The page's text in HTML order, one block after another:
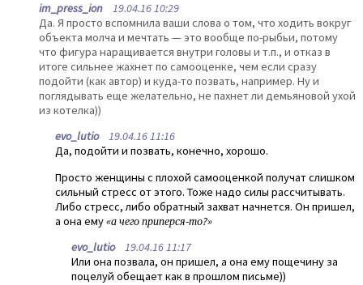
im_press_ion 19.04.16 10:29
Да. Я просто вспомнила ваши слова о том, что ходить вокруг
объекта молча и мечтать — это вообще по-рыбьи, потому
что фигура наращивается внутри головы и т.п., и отказ в
итоге сильнее жахнет по самооценке, чем если сразу
подойти (как автор) и куда-то позвать, например. Ну и
поглядывать еще желательно, не пахнет ли демьяновой ухой
из котелка))
evo_lutio19.04.16 11:16
Да, подойти и позвать, конечно, хорошо.
Просто женщины с плохой самооценкой получат слишком
сильный стресс от этого. Тоже надо силы рассчитывать.
Либо стресс, либо обратный захват начнется. Он пришел,
а она ему«а чего приперся-то?»
evo_lutio19.04.16 11:17
Или она позвала, он пришел, а она ему пощечину за
поцелуй обещает как в прошлом письме))